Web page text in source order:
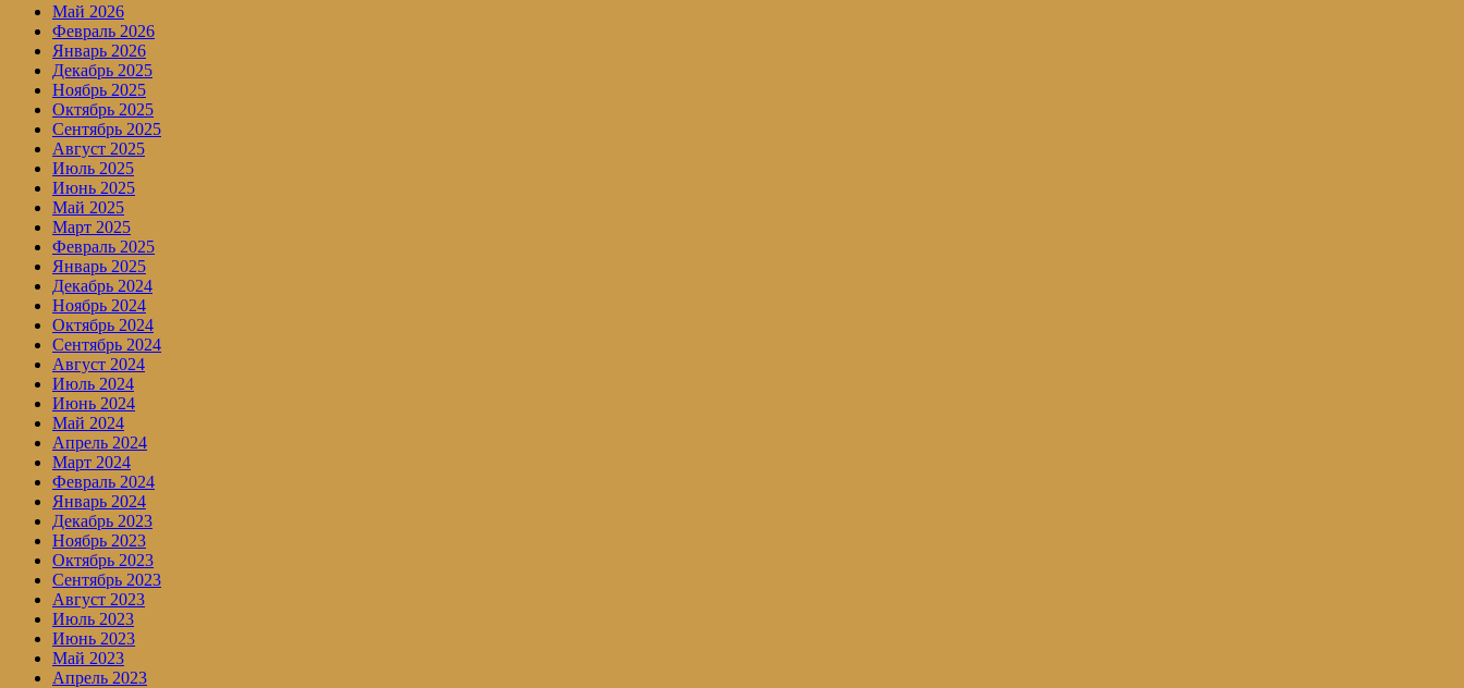
Май 2026
Февраль 2026
Январь 2026
Декабрь 2025
Ноябрь 2025
Октябрь 2025
Сентябрь 2025
Август 2025
Июль 2025
Июнь 2025
Май 2025
Март 2025
Февраль 2025
Январь 2025
Декабрь 2024
Ноябрь 2024
Октябрь 2024
Сентябрь 2024
Август 2024
Июль 2024
Июнь 2024
Май 2024
Апрель 2024
Март 2024
Февраль 2024
Январь 2024
Декабрь 2023
Ноябрь 2023
Октябрь 2023
Сентябрь 2023
Август 2023
Июль 2023
Июнь 2023
Май 2023
Апрель 2023